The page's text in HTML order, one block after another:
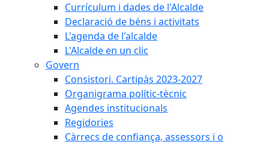
Currículum i dades de l'Alcalde
Declaració de béns i activitats
L'agenda de l'alcalde
L'Alcalde en un clic
Govern
Consistori. Cartipàs 2023-2027
Organigrama polític-tècnic
Agendes institucionals
Regidories
Càrrecs de confiança, assessors i o